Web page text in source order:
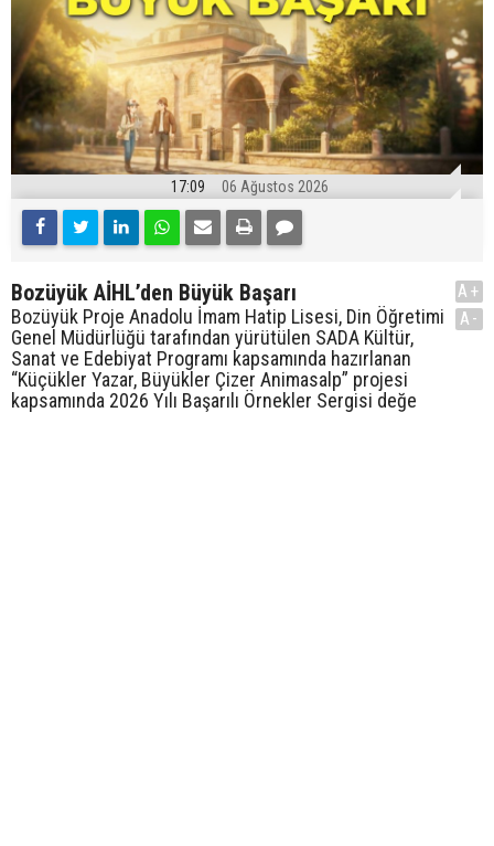
17:09 06 Ağustos 2026
Bozüyük AİHL’den Büyük Başarı
Bozüyük Proje Anadolu İmam Hatip Lisesi, Din Öğretimi
Genel Müdürlüğü tarafından yürütülen SADA Kültür,
Sanat ve Edebiyat Programı kapsamında hazırlanan
“Küçükler Yazar, Büyükler Çizer Animasalp” projesi
kapsamında 2026 Yılı Başarılı Örnekler Sergisi değe
A+
A-